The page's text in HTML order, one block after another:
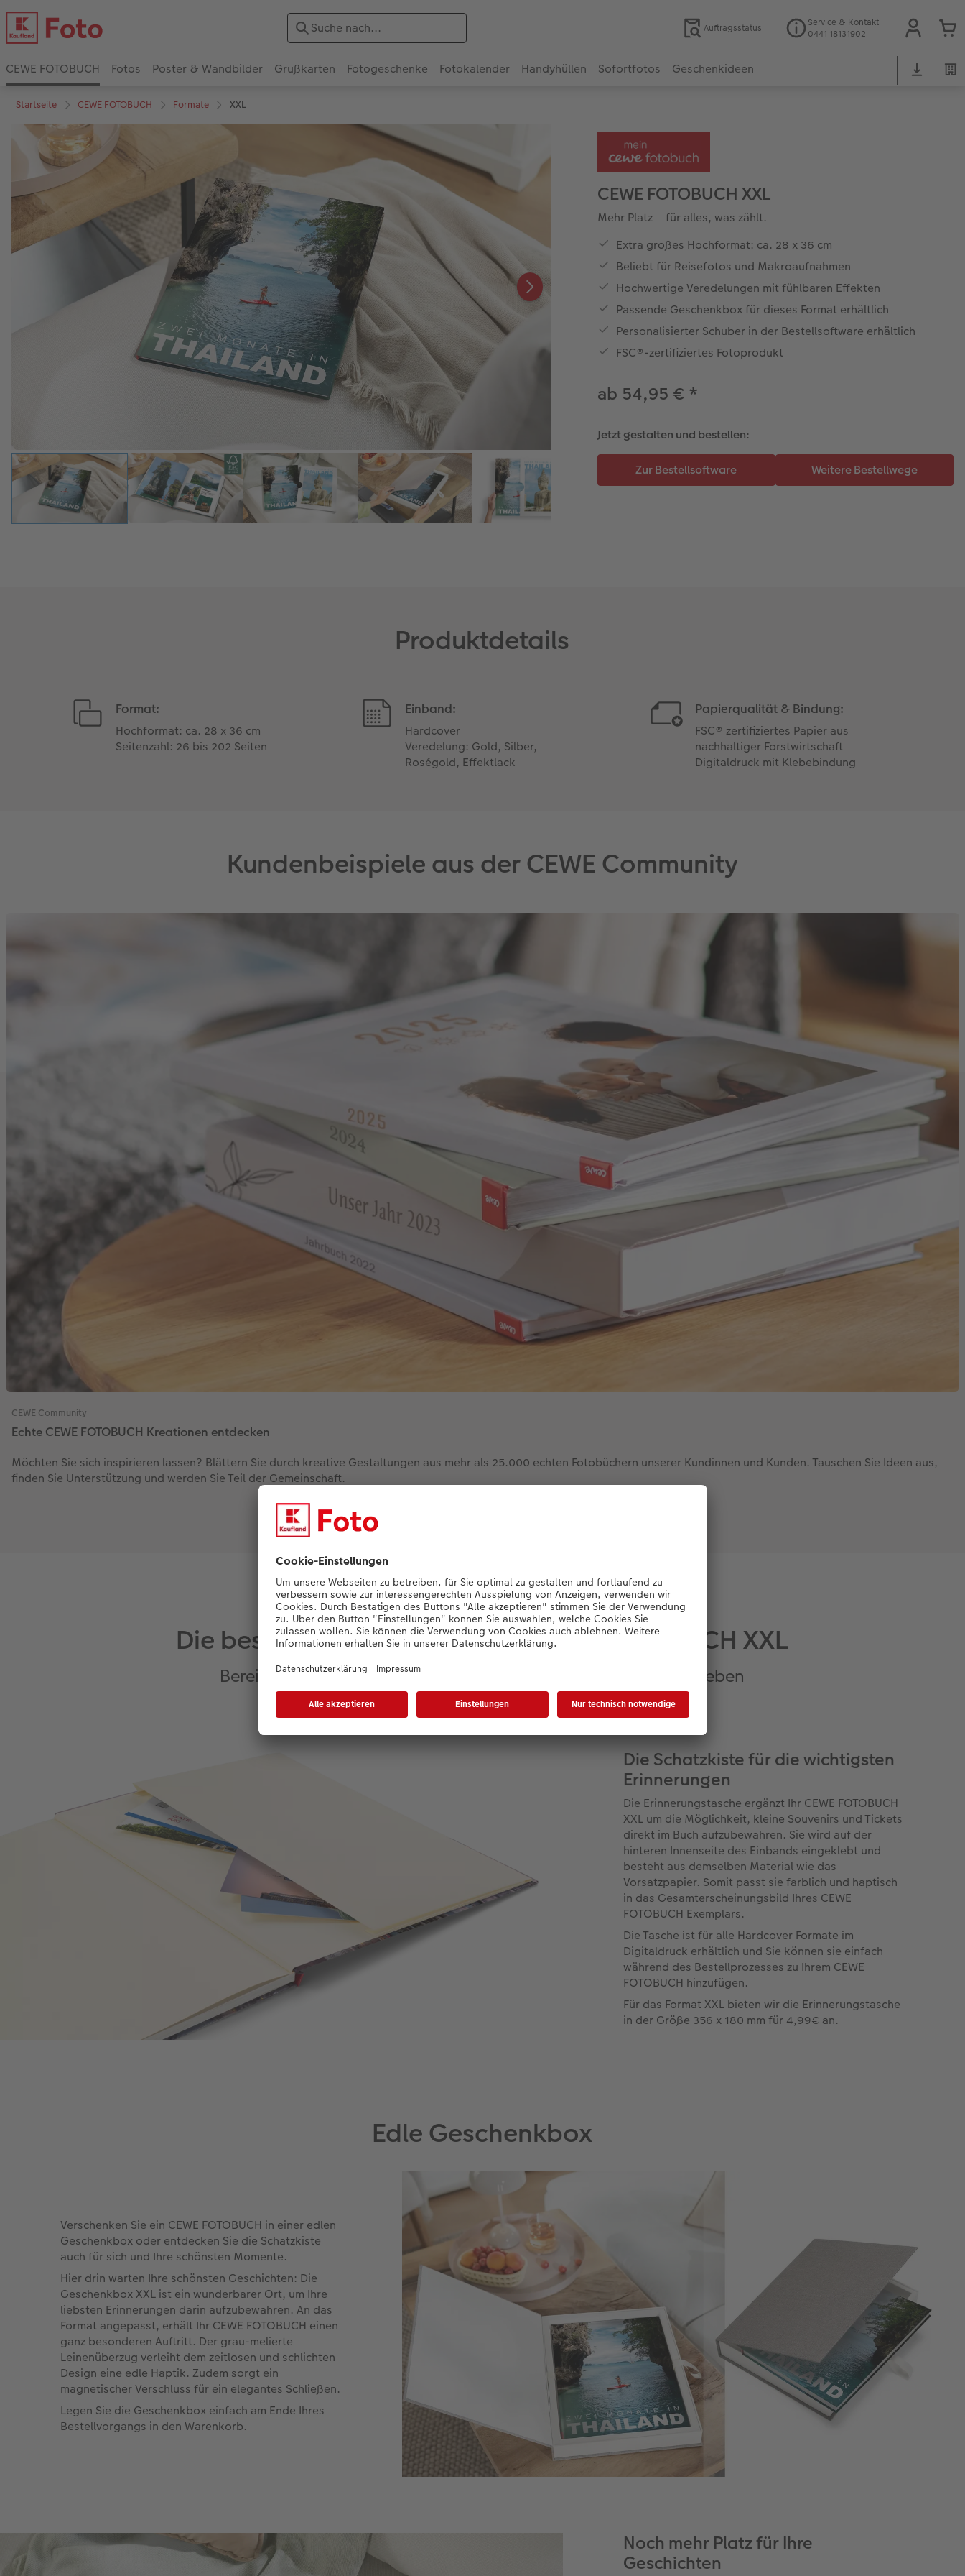
Auftragsstatus
Service & Kontakt
0441 18131902
CEWE FOTOBUCH Fotos Poster & Wandbilder Grußkarten Fotogeschenke Fotokalender Handyhüllen Sofortfotos Geschenkideen
Startseite CEWE FOTOBUCH Formate XXL
CEWE FOTOBUCH XXL
Mehr Platz – für alles, was zählt.
Extra großes Hochformat: ca. 28 x 36 cm
Beliebt für Reisefotos und Makroaufnahmen
Hochwertige Veredelungen mit fühlbaren Effekten
Passende Geschenkbox für dieses Format erhältlich
Personalisierter Schuber in der Bestellsoftware erhältlich
FSC®-zertifiziertes Fotoprodukt
ab 54,95 € *
Jetzt gestalten und bestellen:
Produktdetails
Format:
Hochformat: ca. 28 x 36 cm
Seitenzahl: 26 bis 202 Seiten
Einband:
Hardcover
Veredelung: Gold, Silber,
Roségold, Effektlack
Papierqualität & Bindung:
FSC® zertifiziertes Papier aus
nachhaltiger Forstwirtschaft
Digitaldruck mit Klebebindung
Kundenbeispiele aus der CEWE Community
CEWE Community
Echte CEWE FOTOBUCH Kreationen entdecken
Möchten Sie sich inspirieren lassen? Blättern Sie durch kreative Gestaltungen aus mehr als 25.000 echten Fotobüchern unserer Kundinnen und Kunden. Tauschen Sie Ideen aus,
finden Sie Unterstützung und werden Sie Teil der Gemeinschaft.
Die besonderen Extras für Ihr CEWE FOTOBUCH XXL
Bereiten Sie sich selbst eine Freude - oder begeistern Sie Ihre Lieben
Die Schatzkiste für die wichtigsten
Erinnerungen
Die Erinnerungstasche ergänzt Ihr CEWE FOTOBUCH
XXL um die Möglichkeit, kleine Souvenirs und Tickets
direkt im Buch aufzubewahren. Sie wird auf der
hinteren Innenseite des Einbands eingeklebt und
besteht aus demselben Material wie das
Vorsatzpapier. Somit passt sie farblich und haptisch
in das Gesamterscheinungsbild Ihres CEWE
FOTOBUCH Exemplars.
Die Tasche ist für alle Hardcover Formate im
Digitaldruck erhältlich und Sie können sie einfach
während des Bestellprozesses zu Ihrem CEWE
FOTOBUCH hinzufügen.
Für das Format XXL bieten wir die Erinnerungstasche
in der Größe 356 x 180 mm für 4,99€ an.
Edle Geschenkbox
Verschenken Sie ein CEWE FOTOBUCH in einer edlen
Geschenkbox oder entdecken Sie die Schatzkiste
auch für sich und Ihre schönsten Momente.
Hier drin warten Ihre schönsten Geschichten: Die
Geschenkbox XXL ist ein wunderbarer Ort, um Ihre
liebsten Erinnerungen darin aufzubewahren. An das
Format angepasst, erhält Ihr CEWE FOTOBUCH einen
ganz besonderen Auftritt. Der grau-melierte
Leinenüberzug verleiht dem zeitlosen und schlichten
Design eine edle Haptik. Zudem sorgt ein
magnetischer Verschluss für ein elegantes Schließen.
Legen Sie die Geschenkbox einfach am Ende Ihres
Bestellvorgangs in den Warenkorb.
Noch mehr Platz für Ihre
Geschichten